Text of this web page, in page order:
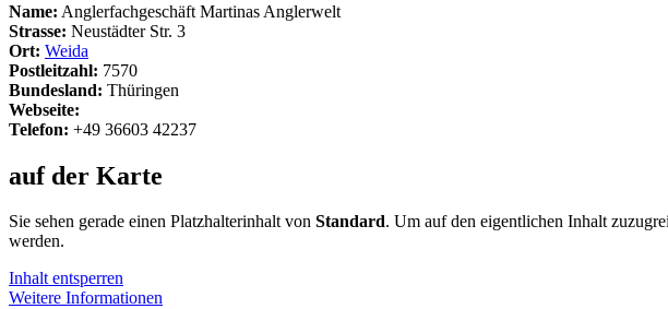
Name: Anglerfachgeschäft Martinas Anglerwelt
Strasse: Neustädter Str. 3
Ort: Weida
Postleitzahl: 7570
Bundesland: Thüringen
Webseite:
Telefon: +49 36603 42237
auf der Karte
Sie sehen gerade einen Platzhalterinhalt von Standard. Um auf den eigentlichen Inhalt
werden.
Inhalt entsperren
Weitere Informationen